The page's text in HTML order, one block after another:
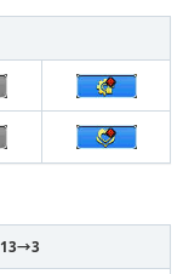
13→3